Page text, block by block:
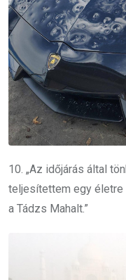
10. „Az időjárás által
teljesítettem egy életre
a Tádzs Mahalt.”